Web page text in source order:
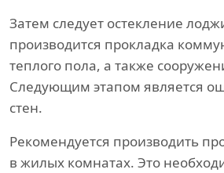
Затем следует остекление
производится прокладка
теплого пола, а также
Следующим этапом является
стен.
Рекомендуется производить
в жилых комнатах. Это